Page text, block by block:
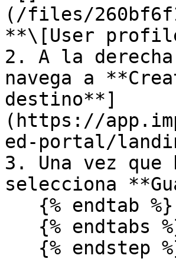
(/files/
**\[User
2. A la
navega a
destino**]
(https://
ed-portal/
3. Una vez
selecciona